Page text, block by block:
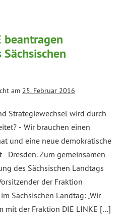
beantragen
am 25. Februar 2016
Strategiewechsel wird durch
‒ Wir brauchen einen
und eine neue demokratische
Dresden. Zum gemeinsamen
des Sächsischen Landtags
der Fraktion
Sächsischen Landtag: „Wir
mit der Fraktion DIE LINKE […]